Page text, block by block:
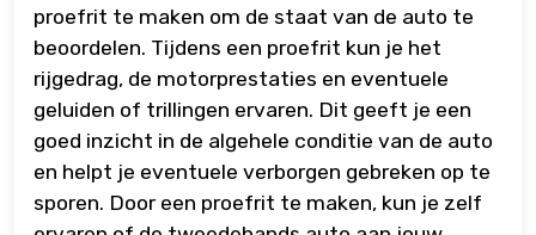
proefrit te maken om de staat van de auto te
beoordelen. Tijdens een proefrit kun je het
rijgedrag, de motorprestaties en eventuele
geluiden of trillingen ervaren. Dit geeft je een
goed inzicht in de algehele conditie van de auto
en helpt je eventuele verborgen gebreken op te
sporen. Door een proefrit te maken, kun je zelf